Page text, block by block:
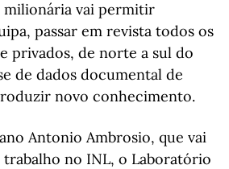
milionária vai permitir
passar em revista todos os
privados, de norte a sul do
de dados documental de
novo conhecimento.
Antonio Ambrosio, que vai
trabalho no INL, o Laboratório